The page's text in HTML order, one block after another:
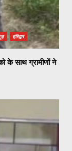
हरिद्वार
के साथ ग्रामीणों ने